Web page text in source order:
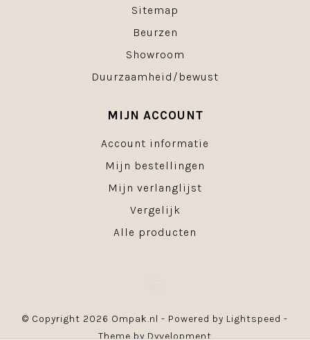
Sitemap
Beurzen
Showroom
Duurzaamheid/bewust
MIJN ACCOUNT
Account informatie
Mijn bestellingen
Mijn verlanglijst
Vergelijk
Alle producten
© Copyright 2026 Ompak.nl - Powered by Lightspeed -
Theme byDyvelopment